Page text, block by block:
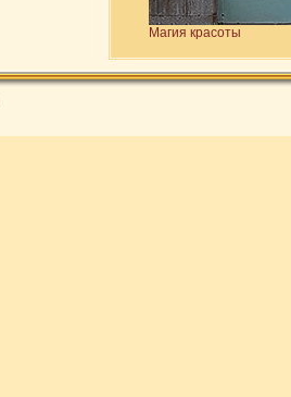
Магия красоты